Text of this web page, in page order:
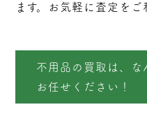
ます。お気軽に査定をご
不用品の買取は、な
お任せください！